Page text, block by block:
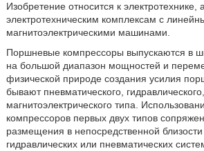
Изобретение относится к электротехнике,
электротехническим комплексам с
магнитоэлектрическими машинами.
Поршневые компрессоры выпускаются в
на большой диапазон мощностей и
физической природе создания усилия
бывают пневматического,
магнитоэлектрического типа.
компрессоров первых двух типов
размещения в непосредственной
гидравлических или пневматических